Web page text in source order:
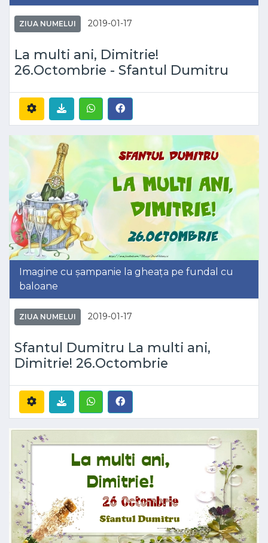
ZIUA NUMELUI 2019-01-17
La multi ani, Dimitrie!
26.Octombrie - Sfantul Dumitru
Imagine cu șampanie la gheața pe fundal cu
baloane
ZIUA NUMELUI 2019-01-17
Sfantul Dumitru La multi ani,
Dimitrie! 26.Octombrie